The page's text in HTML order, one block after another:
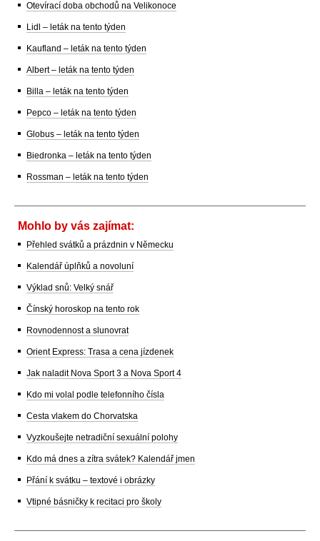
Otevírací doba obchodů na Velikonoce
Lidl – leták na tento týden
Kaufland – leták na tento týden
Albert – leták na tento týden
Billa – leták na tento týden
Pepco – leták na tento týden
Globus – leták na tento týden
Biedronka – leták na tento týden
Rossman – leták na tento týden
Mohlo by vás zajímat:
Přehled svátků a prázdnin v Německu
Kalendář úplňků a novoluní
Výklad snů: Velký snář
Čínský horoskop na tento rok
Rovnodennost a slunovrat
Orient Express: Trasa a cena jízdenek
Jak naladit Nova Sport 3 a Nova Sport 4
Kdo mi volal podle telefonního čísla
Cesta vlakem do Chorvatska
Vyzkoušejte netradiční sexuální polohy
Kdo má dnes a zítra svátek? Kalendář jmen
Přání k svátku – textové i obrázky
Vtipné básničky k recitaci pro školy